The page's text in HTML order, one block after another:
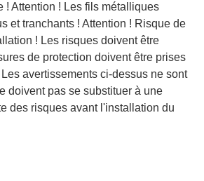
! Attention ! Les fils métalliques
et tranchants ! Attention ! Risque de
! Les risques doivent être
de protection doivent être prises
avertissements ci-dessus ne sont
doivent pas se substituer à une
des risques avant l'installation du